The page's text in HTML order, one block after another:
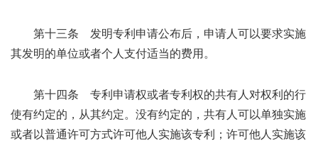
第十三条 发明专利申请公布后，申请人可以要求实施
其发明的单位或者个人支付适当的费用。
第十四条 专利申请权或者专利权的共有人对权利的行
使有约定的，从其约定。没有约定的，共有人可以单独实施
或者以普通许可方式许可他人实施该专利；许可他人实施该